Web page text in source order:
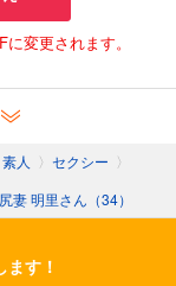
変更されます。
人 〉 セクシー 〉
妻 明里さん（34）
ます！